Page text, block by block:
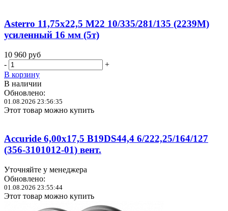
Asterro 11,75x22,5 M22 10/335/281/135 (2239M)
усиленный 16 мм (5т)
10 960 руб
-
+
В корзину
В наличии
Обновлено:
01.08.2026 23:56:35
Этот товар можно купить
Accuride 6,00x17,5 B19DS44,4 6/222,25/164/127
(356-3101012-01) вент.
Уточняйте у менеджера
Обновлено:
01.08.2026 23:55:44
Этот товар можно купить